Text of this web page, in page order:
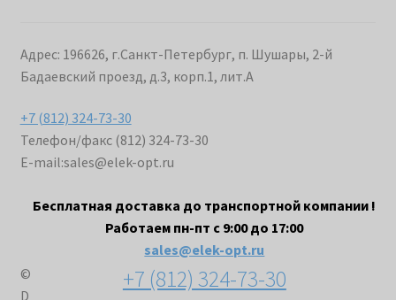
Адрес: 196626, г.Санкт-Петербург, п. Шушары, 2-й
Бадаевский проезд, д.3, корп.1, лит.А
+7 (812) 324-73-30
Телефон/факс (812) 324-73-30
E-mail:sales@elek-opt.ru
Бесплатная доставка до транспортной компании !
Работаем пн-пт с 9:00 до 17:00
sales@elek-opt.ru
+7 (812) 324-73-30
©
D